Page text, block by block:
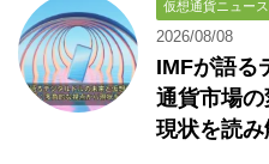
仮想通貨ニュース
2026/08/08
IMFが語る
通貨市場
現状を読み